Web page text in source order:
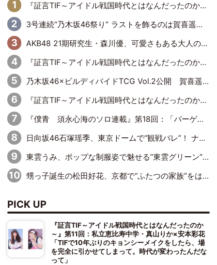
『証言TIF～アイドル戦国時代とはなんだったのか～』第6回：でんぱ組.inc・古川未鈴×相沢梨紗「『ハロプロやりたかったな』って言ったら、夢眠ねむさんに『てめえはでんぱ組．incなんだよ！』って肩パンされて(笑)」
3号連続“乃木坂46祭り” ラストを飾るのは賀喜遥香…5年ぶりの登場に「5年分大人になった私を見ていただけたら」
AKB48 21期研究生・森川優、可愛さもある大人の女性に
『証言TIF～アイドル戦国時代とはなんだったのか～』第10回：さくら学院・武藤彩未×飯田らうら「正直、中3で辞めるというのを信じてなくて。そう言われてはいたけど、嘘でしょって」
乃木坂46×ビルディバイドTCG Vol.2公開 賀喜遥香＆田村真佑が『京まふ』ステージに登壇
『証言TIF～アイドル戦国時代とはなんだったのか～』第11回：私立恵比寿中学・真山りか×安本彩花「TIFで10年ぶりのキョンシーメイクをしたら、場を完全に引かせてしまって。時代が変わったんだなって」
『僕青 須永心海のソロ連載』第18回：「バーゲンセールハンターみうな inしまむら」編
日向坂46石塚瑶季、東京ドームで“観戦バレ”！ ナイツ・塙も認めた「巨人に詳しすぎるアイドル」は元VENUSスクール生で杉内コーチ推し⁉
東雲うみ、ポップな制服姿で魅せる“東雲グリーン”の正体
甥っ子誕生の松田好花、京都で“ふたつの家族”をはしご！ “母”黒谷友香に見送られ、“父”松岡昌宏とはハシゴ酒
PICK UP
『証言TIF～アイドル戦国時代とはなんだったのか
～』第11回：私立恵比寿中学・真山りか×安本彩花
「TIFで10年ぶりのキョンシーメイクをしたら、場
を完全に引かせてしまって。時代が変わったんだな
って」